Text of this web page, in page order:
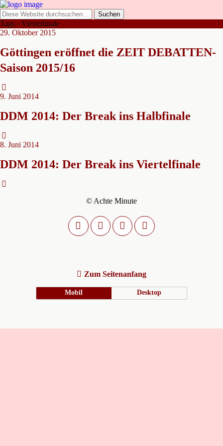
Tags › Viertelfinale
29. Oktober 2015
Göttingen eröffnet die ZEIT DEBATTEN-
Saison 2015/16
9. Juni 2014
DDM 2014: Der Break ins Halbfinale
8. Juni 2014
DDM 2014: Der Break ins Viertelfinale
© Achte Minute
Zum Seitenanfang
Mobil Desktop